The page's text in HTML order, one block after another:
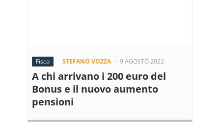
Fisco STEFANO VOZZA - 9 AGOSTO 2022
A chi arrivano i 200 euro del
Bonus e il nuovo aumento
pensioni